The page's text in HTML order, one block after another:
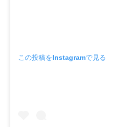
この投稿をInstagramで見る